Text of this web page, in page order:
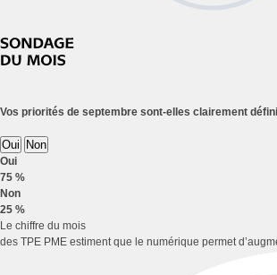
Vos priorités de septembre sont-elles clairement
Oui Non
Oui
75 %
Non
25 %
Le chiffre du mois
des TPE PME estiment que le numérique permet